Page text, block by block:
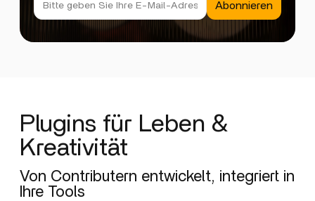
Abonnieren
Plugins für Leben &
Kreativität
Von Contributern entwickelt, integriert in
Ihre Tools